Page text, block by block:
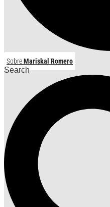
SobreMariskal Romero
Search